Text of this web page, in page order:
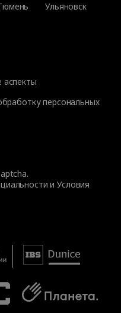
Ульяновск
аспекты
персональных
иУсловия